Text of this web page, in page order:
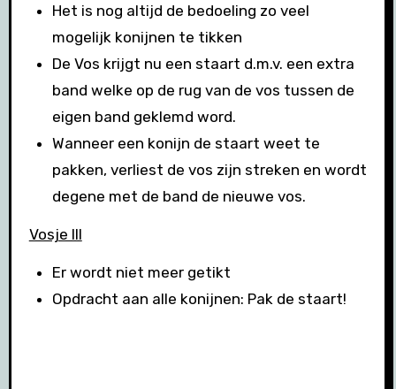
Het is nog altijd de bedoeling zo veel
mogelijk konijnen te tikken
De Vos krijgt nu een staart d.m.v. een extra
band welke op de rug van de vos tussen de
eigen band geklemd word.
Wanneer een konijn de staart weet te
pakken, verliest de vos zijn streken en wordt
degene met de band de nieuwe vos.
Vosje III
Er wordt niet meer getikt
Opdracht aan alle konijnen: Pak de staart!